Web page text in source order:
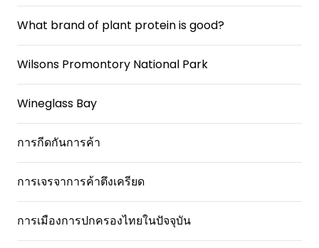
What brand of plant protein is good?
Wilsons Promontory National Park
Wineglass Bay
การกีดกันการค้า
การเจรจาการค้าตึงเครียด
การเมืองการปกครองไทยในปัจจุบัน